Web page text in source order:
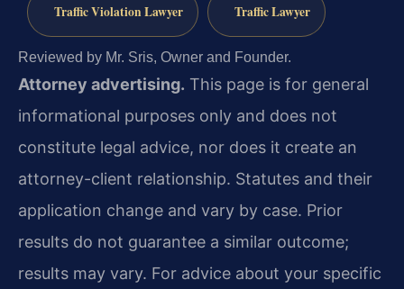
Traffic Violation Lawyer Traffic Lawyer
Reviewed by Mr. Sris, Owner and Founder.
Attorney advertising. This page is for general
informational purposes only and does not
constitute legal advice, nor does it create an
attorney-client relationship. Statutes and their
application change and vary by case. Prior
results do not guarantee a similar outcome;
results may vary. For advice about your specific